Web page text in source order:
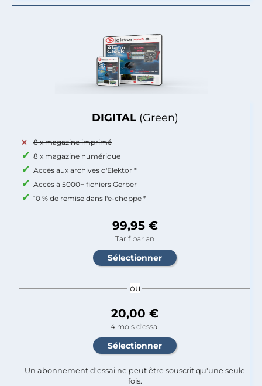
DIGITAL (Green)
8 x magazine imprimé
8 x magazine numérique
Accès aux archives d'Elektor *
Accès à 5000+ fichiers Gerber
10 % de remise dans l'e-choppe *
99,95 €
Tarif par an
ou
20,00 €
4 mois d'essai
Un abonnement d'essai ne peut être souscrit qu'une seule
fois.​